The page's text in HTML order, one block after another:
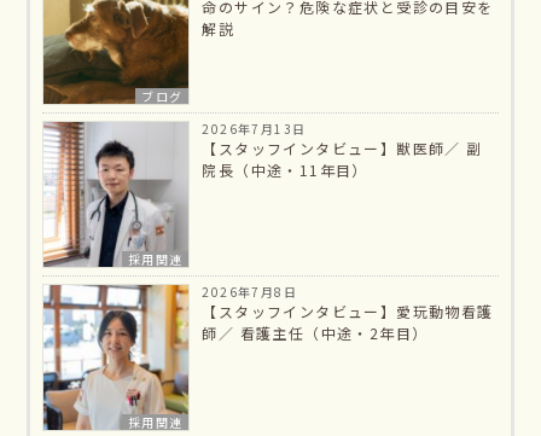
ブログ
命のサイン？危険な症状と受診の目安を
解説
採用関連
2026年7月13日
【スタッフインタビュー】獣医師／ 副
院長（中途・11年目）
採用関連
2026年7月8日
【スタッフインタビュー】愛玩動物看護
師／ 看護主任（中途・2年目）